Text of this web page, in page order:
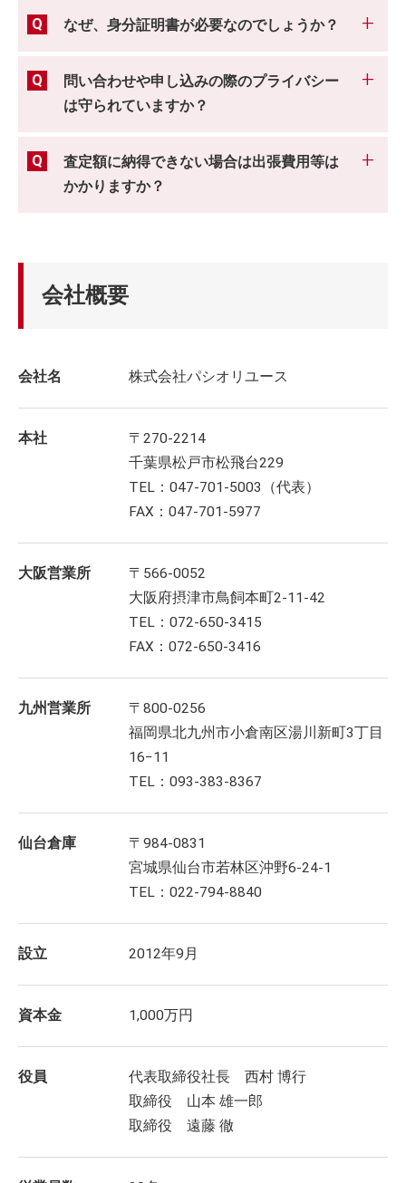
なぜ、身分証明書が必要なのでしょうか？
問い合わせや申し込みの際のプライバシー
は守られていますか？
査定額に納得できない場合は出張費用等は
かかりますか？
会社概要
会社名 株式会社パシオリユース
本社
〒270-2214
千葉県松戸市松飛台229
TEL：047-701-5003（代表）
FAX：047-701-5977
大阪営業所
〒566-0052
大阪府摂津市鳥飼本町2-11-42
TEL：072-650-3415
FAX：072-650-3416
九州営業所
〒800-0256
福岡県北九州市小倉南区湯川新町3丁目
16−11
TEL：093-383-8367
仙台倉庫
〒984-0831
宮城県仙台市若林区沖野6-24-1
TEL：022-794-8840
設立 2012年9月
資本金 1,000万円
役員
代表取締役社長 西村 博行
取締役 山本 雄一郎
取締役 遠藤 徹